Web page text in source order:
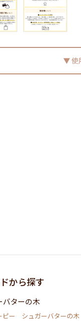
から探す
バターの木
ピー シュガーバターの木
使